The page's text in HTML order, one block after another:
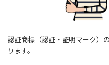
認証商標（認証・証明マーク）
ります。